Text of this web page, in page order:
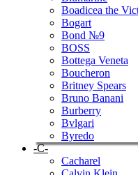
Boadicea the
Bogart
Bond №9
BOSS
Bottega Veneta
Boucheron
Britney Spears
Bruno Banani
Burberry
Bvlgari
Byredo
-C-
Cacharel